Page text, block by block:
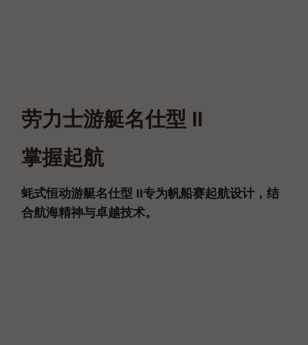
劳力士游艇名仕型 II
掌握起航
蚝式恒动游艇名仕型 II专为帆船赛起航设计，结
合航海精神与卓越技术。